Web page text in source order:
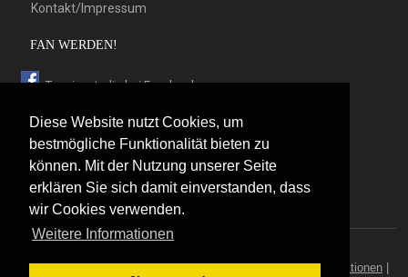
Diese Website nutzt Cookies, um
bestmögliche Funktionalität bieten zu
können. Mit der Nutzung unserer Seite
erklären Sie sich damit einverstanden, dass
wir Cookies verwenden.
Weitere Informationen
Kontakt/Impressum
FAN WERDEN!
Trauringstudio bei Facebook
Trauringstudio bei Twitter
Trauringstudio bei Pinterest
Trauringstudio bei flickr
Trauringstudio|Trauringe|Hersteller|Kontakt/Impressum Aktionen|